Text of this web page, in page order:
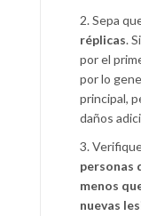
2. Sepa
réplicas.
por el
por lo
principal,
daños
3.
personas
menos
nuevas